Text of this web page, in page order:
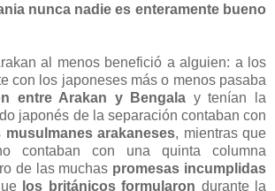
nunca nadie es enteramente bueno
al menos benefició a alguien: a los
con los japoneses más o menos pasaba
entre Arakan y Bengala y tenían la
japonés de la separación contaban con
musulmanes arakaneses, mientras que
contaban con una quinta columna
de las muchas promesas incumplidas
los británicos formularon durante la